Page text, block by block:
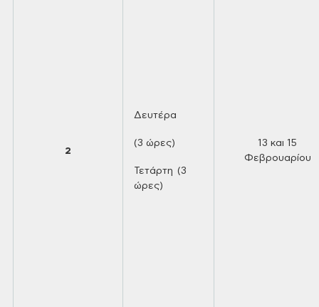
2
Δευτέρα
(3 ώρες)
Τετάρτη (3
ώρες)
13 και 15
Φεβρουαρίου